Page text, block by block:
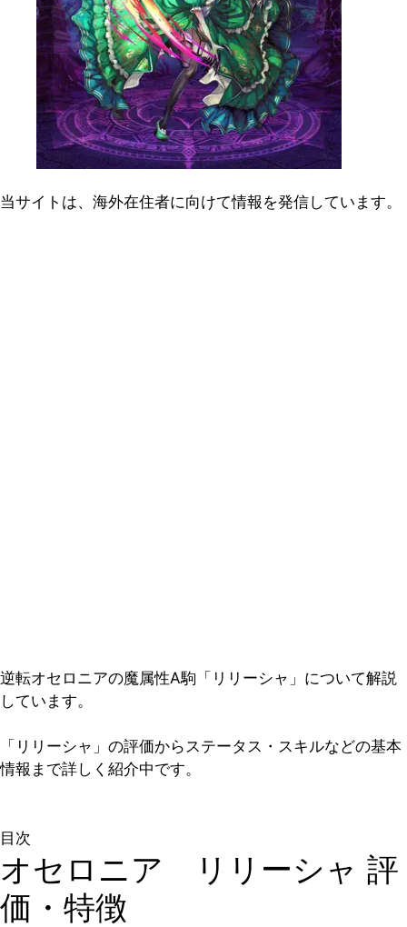
当サイトは、海外在住者に向けて情報を発信しています。
逆転オセロニアの魔属性A駒「リリーシャ」について解説
しています。
「リリーシャ」の評価からステータス・スキルなどの基本
情報まで詳しく紹介中です。
目次
オセロニア リリーシャ 評
価・特徴